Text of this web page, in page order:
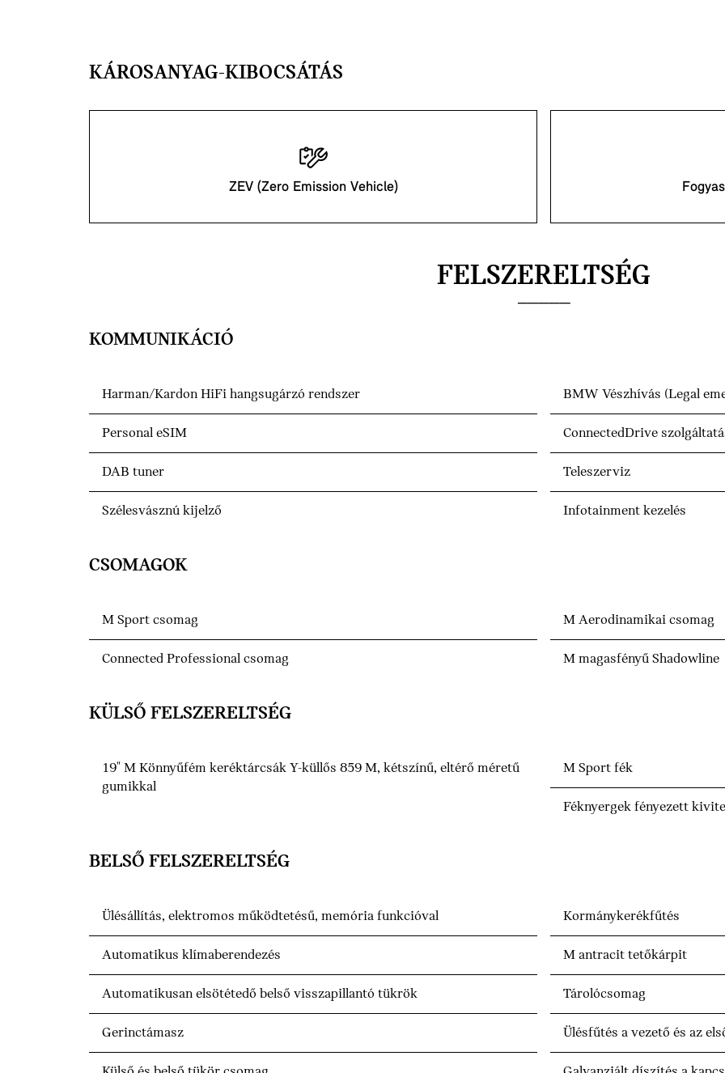
KÁROSANYAG-KIBOCSÁTÁS
ZEV (Zero Emission Vehicle)
FELSZERELTSÉG
KOMMUNIKÁCIÓ
Harman/Kardon HiFi hangsugárzó rendszer
Personal eSIM
DAB tuner
Szélesvásznú kijelző
BMW Vészhívás (Legal
ConnectedDrive
Teleszerviz
Infotainment kezelés
CSOMAGOK
M Sport csomag
Connected Professional csomag
M Aerodinamikai csomag
M magasfényű Shadowline
KÜLSŐ FELSZERELTSÉG
19" M Könnyűfém keréktárcsák Y-küllős 859 M, kétszínű, eltérő méretű
gumikkal
M Sport fék
Féknyergek fényezett
BELSŐ FELSZERELTSÉG
Ülésállítás, elektromos működtetésű, memória funkcióval
Automatikus klímaberendezés
Automatikusan elsötétedő belső visszapillantó tükrök
Gerinctámasz
Kormánykerékfűtés
M antracit tetőkárpit
Tárolócsomag
Ülésfűtés a vezető és az